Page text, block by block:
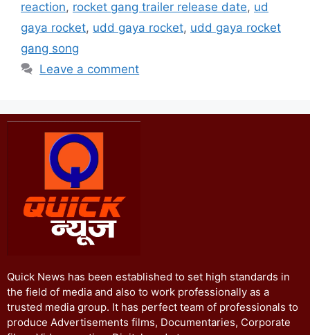
reaction, rocket gang trailer release date, ud
gaya rocket, udd gaya rocket, udd gaya rocket
gang song
Leave a comment
Quick News has been established to set high standards in
the field of media and also to work professionally as a
trusted media group. It has perfect team of professionals to
produce Advertisements films, Documentaries, Corporate